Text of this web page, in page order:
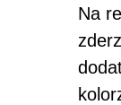
Na